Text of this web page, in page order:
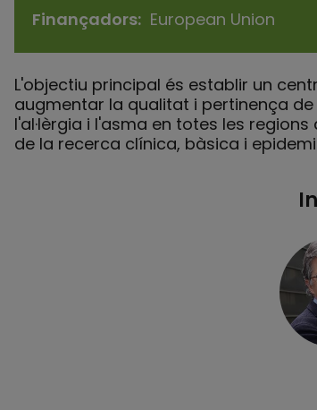
a Twitter
a LinkedIn
per email
Finançadors
European Union
L'objectiu principal és establir un
augmentar la qualitat i pertinença
l'al·lèrgia i l'asma en totes les
de la recerca clínica, bàsica i